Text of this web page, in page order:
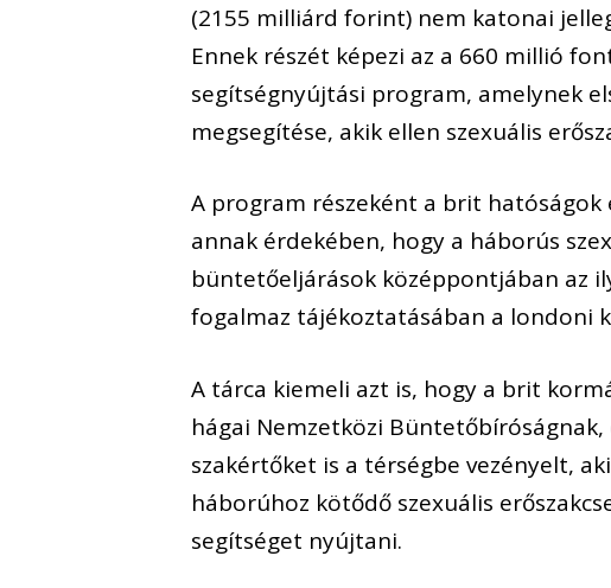
(2155 milliárd forint) nem katonai
Ennek részét képezi az a 660 millió
segítségnyújtási program, amelynek
megsegítése, akik ellen szexuális
A program részeként a brit
annak érdekében, hogy a háborús
büntetőeljárások középpontjában az
fogalmaz tájékoztatásában a londoni
A tárca kiemeli azt is, hogy a brit
hágai Nemzetközi
szakértőket is a térségbe vezényelt,
háborúhoz kötődő szexuális
segítséget nyújtani.